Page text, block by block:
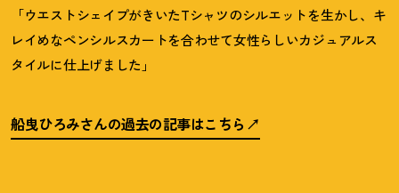
「ウエストシェイプがきいたTシャツのシルエットを生かし、キ
レイめなペンシルスカートを合わせて女性らしいカジュアルス
タイルに仕上げました」
船曳ひろみさんの過去の記事はこちら